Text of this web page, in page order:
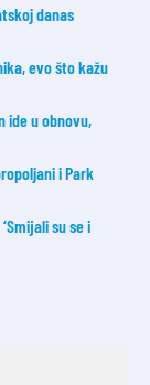
danas
evo što kažu
ide u obnovu,
i Park
su se i